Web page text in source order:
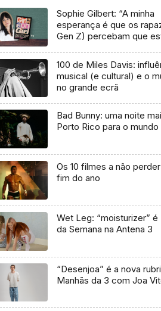
Sophie Gilbert: “A minha
esperança é que os
Gen Z) percebam que
100 de Miles Davis:
musical (e cultural) e o
no grande ecrã
Bad Bunny: uma noite
Porto Rico para o mundo
Os 10 filmes a não
fim do ano
Wet Leg: “moisturizer” é
da Semana na Antena 3
“Desenjoa” é a nova
Manhãs da 3 com Joa